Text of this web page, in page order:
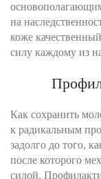
на
коже
силу каждому из
Как сохранить
к радикальным
задолго до того,
после которого
силой.